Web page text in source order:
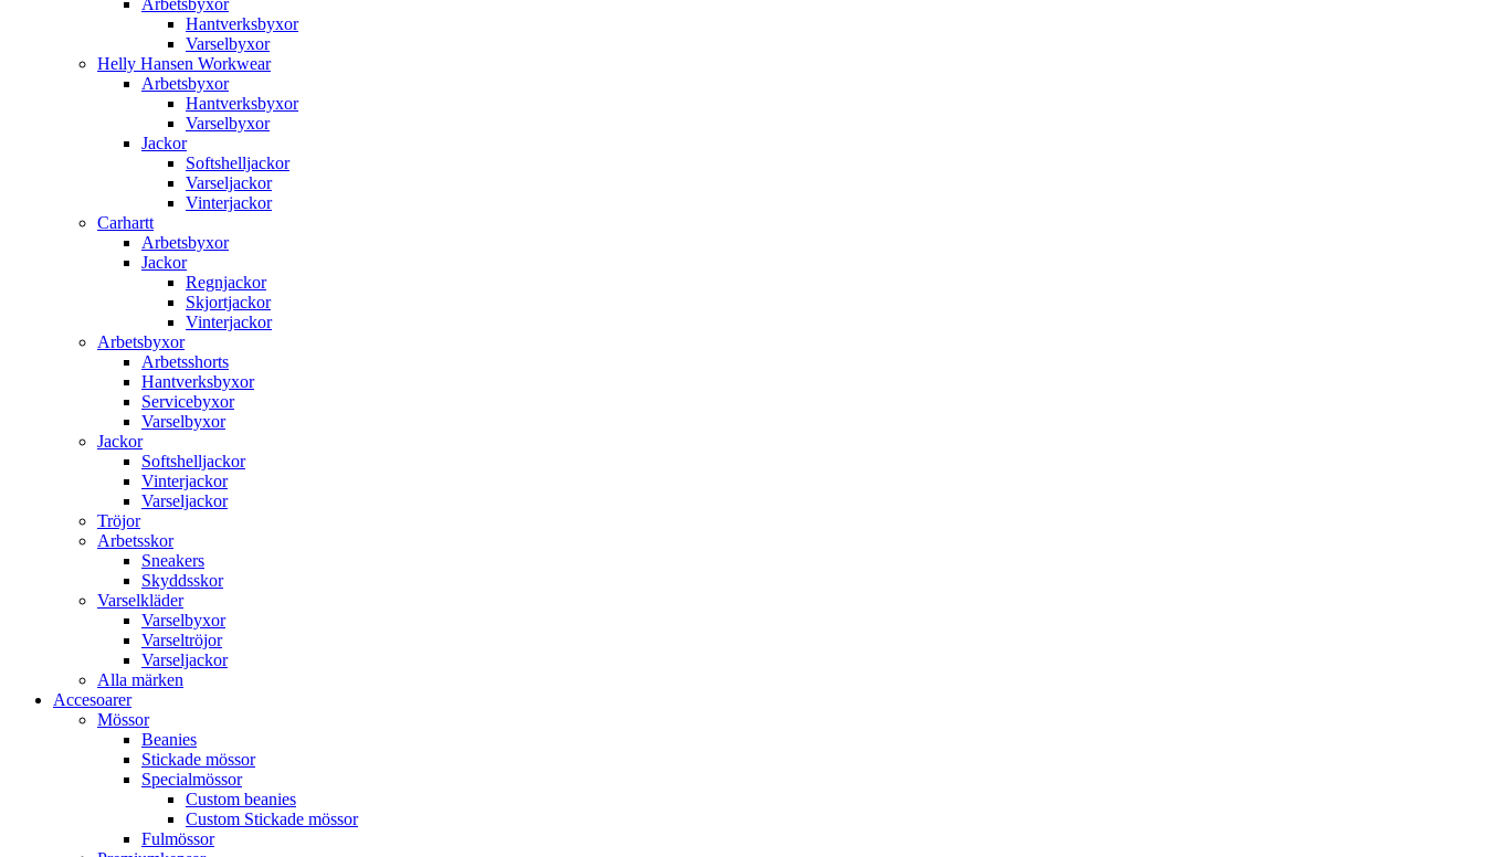
Arbetsbyxor
Hantverksbyxor
Varselbyxor
Helly Hansen Workwear
Arbetsbyxor
Hantverksbyxor
Varselbyxor
Jackor
Softshelljackor
Varseljackor
Vinterjackor
Carhartt
Arbetsbyxor
Jackor
Regnjackor
Skjortjackor
Vinterjackor
Arbetsbyxor
Arbetsshorts
Hantverksbyxor
Servicebyxor
Varselbyxor
Jackor
Softshelljackor
Vinterjackor
Varseljackor
Tröjor
Arbetsskor
Sneakers
Skyddsskor
Varselkläder
Varselbyxor
Varseltröjor
Varseljackor
Alla märken
Accesoarer
Mössor
Beanies
Stickade mössor
Specialmössor
Custom beanies
Custom Stickade mössor
Fulmössor